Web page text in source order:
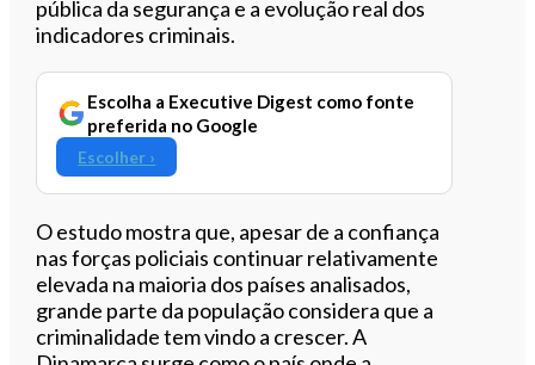
pública da segurança e a evolução real dos
indicadores criminais.
Escolha a Executive Digest como fonte
preferida no Google
Escolher ›
O estudo mostra que, apesar de a confiança
nas forças policiais continuar relativamente
elevada na maioria dos países analisados,
grande parte da população considera que a
criminalidade tem vindo a crescer. A